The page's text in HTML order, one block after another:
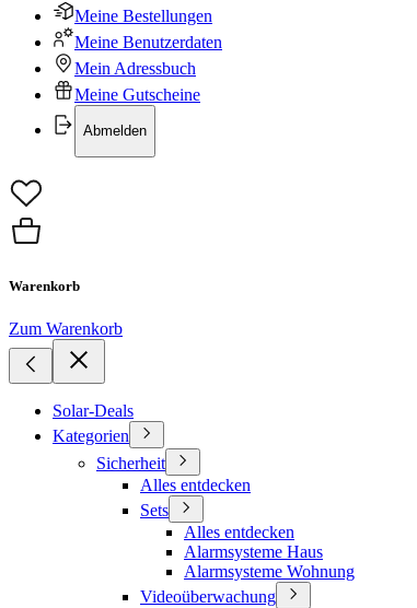
Meine Bestellungen
Meine Benutzerdaten
Mein Adressbuch
Meine Gutscheine
Abmelden
Warenkorb
Zum Warenkorb
Solar-Deals
Kategorien
Sicherheit
Alles entdecken
Sets
Alles entdecken
Alarmsysteme Haus
Alarmsysteme Wohnung
Videoüberwachung